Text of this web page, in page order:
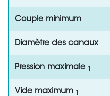
Couple minimum
Diamètre des canaux
Pression maximale
Vide maximum